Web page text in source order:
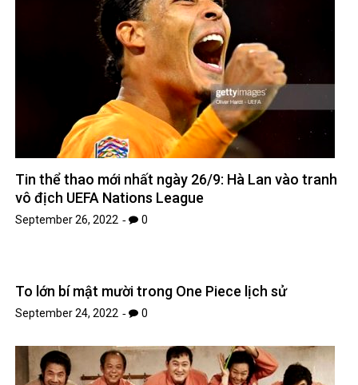
Tin thể thao mới nhất ngày 26/9: Hà Lan vào tranh
vô địch UEFA Nations League
September 26, 2022 0
To lớn bí mật mười trong One Piece lịch sử
September 24, 2022 0